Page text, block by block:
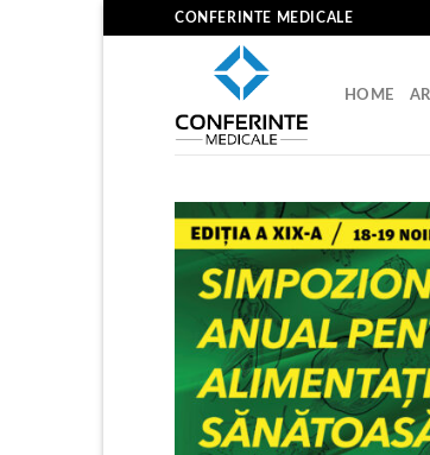
CONFERINTE MEDICALE
HOME